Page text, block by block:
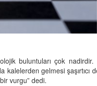
buluntuları çok
gelmesi şaşırtıcı
vurgu” dedi.